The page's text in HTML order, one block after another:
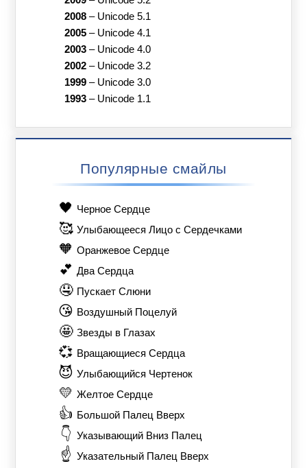
2008– Unicode 5.1
2005– Unicode 4.1
2003– Unicode 4.0
2002– Unicode 3.2
1999– Unicode 3.0
1993– Unicode 1.1
Популярные смайлы
🖤 Черное Сердце
🥰 Улыбающееся Лицо с Сердечками
🧡 Оранжевое Сердце
💕 Два Сердца
🤤 Пускает Слюни
😘 Воздушный Поцелуй
🤩 Звезды в Глазах
💞 Вращающиеся Сердца
😈 Улыбающийся Чертенок
💛 Желтое Сердце
👍 Большой Палец Вверх
👇 Указывающий Вниз Палец
☝️ Указательный Палец Вверх